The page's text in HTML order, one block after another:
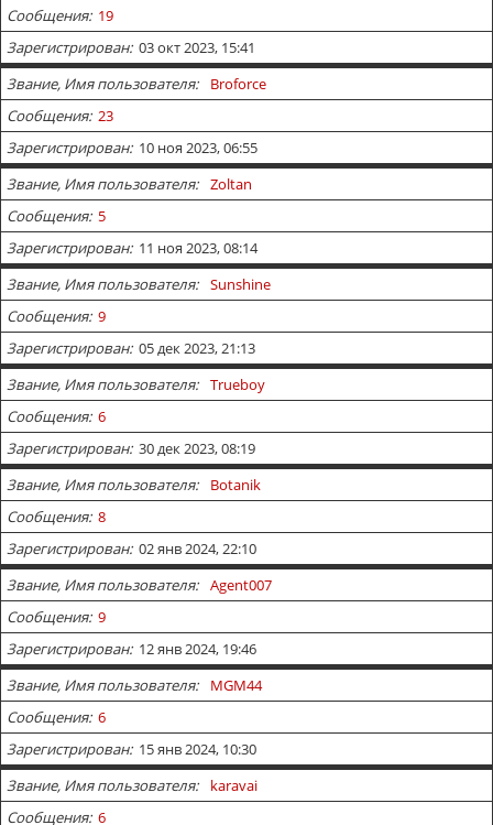
Сообщения 19
Зарегистрирован 03 окт 2023, 15:41
Звание, Имя пользователя
Broforce
Сообщения 23
Зарегистрирован 10 ноя 2023, 06:55
Звание, Имя пользователя
Zoltan
Сообщения 5
Зарегистрирован 11 ноя 2023, 08:14
Звание, Имя пользователя
Sunshine
Сообщения 9
Зарегистрирован 05 дек 2023, 21:13
Звание, Имя пользователя
Trueboy
Сообщения 6
Зарегистрирован 30 дек 2023, 08:19
Звание, Имя пользователя
Botanik
Сообщения 8
Зарегистрирован 02 янв 2024, 22:10
Звание, Имя пользователя
Agent007
Сообщения 9
Зарегистрирован 12 янв 2024, 19:46
Звание, Имя пользователя
MGM44
Сообщения 6
Зарегистрирован 15 янв 2024, 10:30
Звание, Имя пользователя
karavai
Сообщения 6